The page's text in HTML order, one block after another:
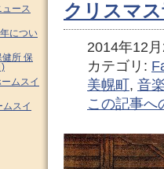
クリスマ
2014年12
カテゴリ:
美幌町 , 音
この記事へ
ース
につい
所 保
)
ムスイ
スイ